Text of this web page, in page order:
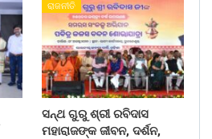
ରାଜନୀତି
ସନ୍ଥ ଗୁରୁ ଶ୍ରୀ ରବିଦାସ
ମହାରାଜଙ୍କ ଜୀବନ, ଦର୍ଶନ,